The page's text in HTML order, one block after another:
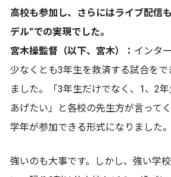
高校も参加し、さらにはライブ配信
デル”での実現でした。
宮木操監督（以下、宮木）： インタ
少なくとも3年生を救済する試合を
ました。「3年生だけでなく、1、2
あげたい」と各校の先生方が言って
学年が参加できる形式になりました。
強いのも大事です。しかし、強い学